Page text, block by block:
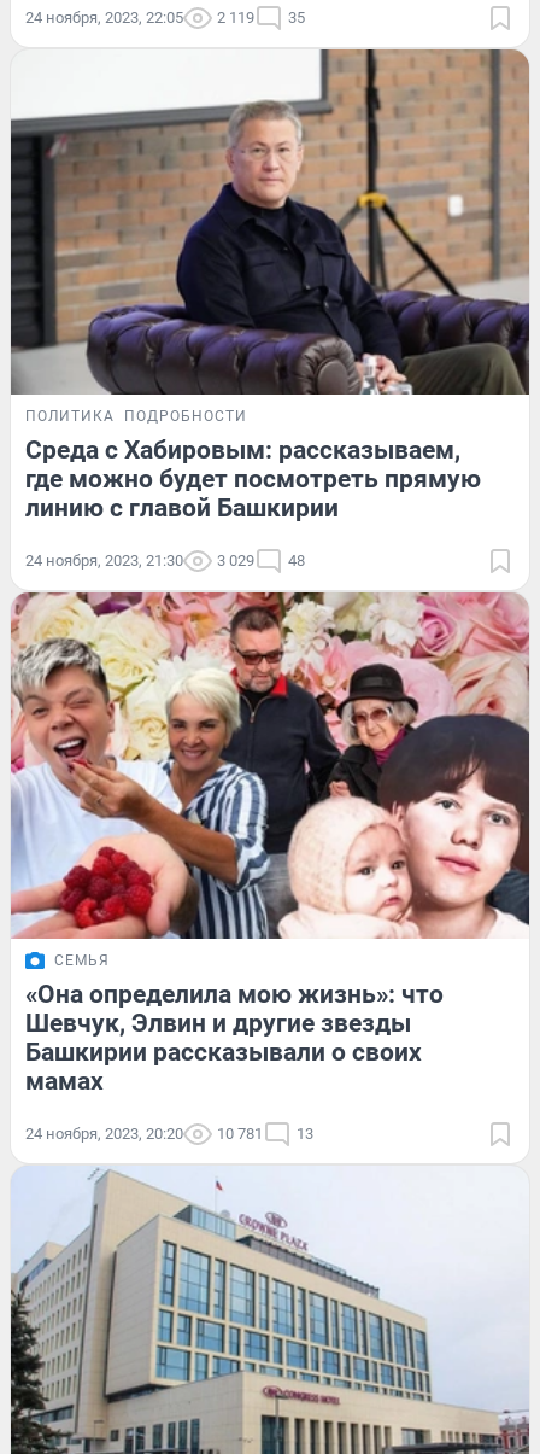
24 ноября, 2023, 22:05 2 119 35
ПОЛИТИКА ПОДРОБНОСТИ
Среда с Хабировым: рассказываем,
где можно будет посмотреть прямую
линию с главой Башкирии
24 ноября, 2023, 21:30 3 029 48
СЕМЬЯ
«Она определила мою жизнь»: что
Шевчук, Элвин и другие звезды
Башкирии рассказывали о своих
мамах
24 ноября, 2023, 20:20 10 781 13